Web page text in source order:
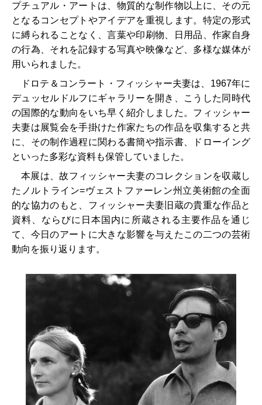
プチュアル・アートは、物質的な制作物以上に、その元
となるコンセプトやアイデアを重視します。特定の形式
に縛られることなく、言葉や印刷物、日用品、作家自身
の行為、それを記録する写真や映像など、多様な媒体が
用いられました。
ドロテ＆コンラート・フィッシャー夫妻は、1967年に
デュッセルドルフにギャラリーを開き、こうした同時代
の国際的な動向をいち早く紹介しました。フィッシャー
夫妻は展覧会を手掛けた作家たちの作品を収集すると共
に、その制作過程に関わる書簡や指示書、ドローイング
といった多彩な資料も保管していました。
本展は、故フィッシャー夫妻のコレクションを収蔵し
たノルトライン=ヴェストファーレン州立美術館の全面
的な協力のもと、フィッシャー夫妻旧蔵の貴重な作品と
資料、ならびに日本国内に所蔵される主要作品を通じ
て、今日のアートに大きな影響を与えたこの二つの芸術
動向を振り返ります。